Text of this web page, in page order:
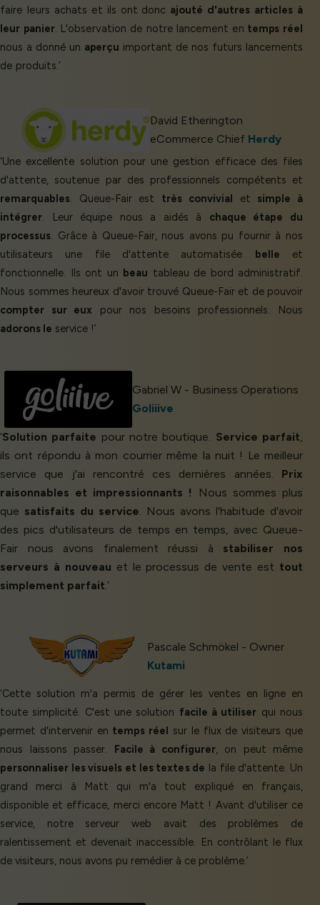
faire leurs achats et ils ont donc ajouté d'autres articles à
leur panier. L'observation de notre lancement en temps réel
nous a donné un aperçu important de nos futurs lancements
de produits.’
David Etherington
eCommerce Chief Herdy
‘Une excellente solution pour une gestion efficace des files
d'attente, soutenue par des professionnels compétents et
remarquables. Queue-Fair est très convivial et simple à
intégrer. Leur équipe nous a aidés à chaque étape du
processus. Grâce à Queue-Fair, nous avons pu fournir à nos
utilisateurs une file d'attente automatisée
belle et
fonctionnelle. Ils ont un beau tableau de bord administratif.
Nous sommes heureux d'avoir trouvé Queue-Fair et de pouvoir
compter sur eux pour nos besoins professionnels. Nous
adorons le service !’
Gabriel W - Business Operations
Goliiive
‘Solution parfaite pour notre boutique. Service parfait,
ils ont répondu à mon courrier même la nuit ! Le meilleur
service que j'ai rencontré ces dernières années. Prix
raisonnables et impressionnants !
Nous sommes plus
que satisfaits du service. Nous avons l'habitude d'avoir
des pics d'utilisateurs de temps en temps, avec Queue-
Fair nous avons finalement réussi à stabiliser nos
serveurs à nouveau et le processus de vente est tout
simplement parfait.’
Pascale Schmökel - Owner
Kutami
‘Cette solution m'a permis de gérer les ventes en ligne en
toute simplicité. C'est une solution facile à utiliser qui nous
permet d'intervenir en temps réel sur le flux de visiteurs que
nous laissons passer. Facile à configurer, on peut même
personnaliser les visuels et les textes de la file d'attente. Un
grand merci à Matt qui m'a tout expliqué en français,
disponible et efficace, merci encore Matt ! Avant d'utiliser ce
service, notre serveur web avait des problèmes de
ralentissement et devenait inaccessible. En contrôlant le flux
de visiteurs, nous avons pu remédier à ce problème.’